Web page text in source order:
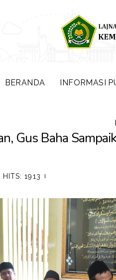
BERANDA INFORMASI
Gus Baha
HITS: 1913